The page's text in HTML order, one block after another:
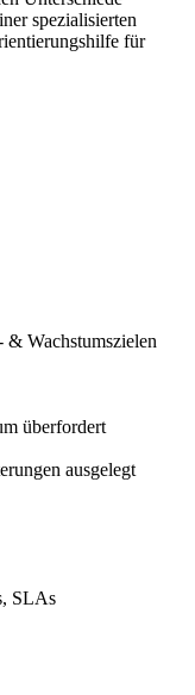
spezialisierten
für
& Wachstumszielen
überfordert
ausgelegt
SLAs